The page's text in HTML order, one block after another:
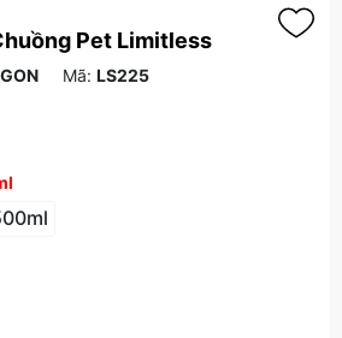
Pet Limitless
Mã: LS225